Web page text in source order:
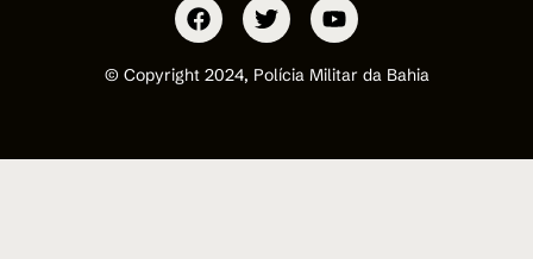
© Copyright 2024, Polícia Militar da Bahia